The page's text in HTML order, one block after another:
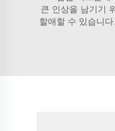
큰 인상을 남기기
할애할 수 있습니